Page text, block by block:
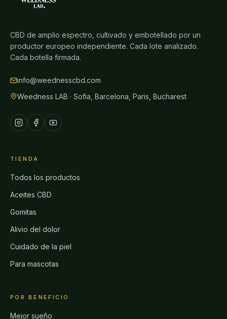
CBD de amplio espectro, cultivado y embotellado por un
productor europeo independiente. Cada lote analizado.
Cada botella firmada.
info@weednesscbd.com
Weedness LAB · Sofia, Barcelona, Paris, Bucharest
TIENDA
Todos los productos
Aceites CBD
Gomitas
Alivio del dolor
Cuidado de la piel
Para mascotas
POR BENEFICIO
Mejor sueño